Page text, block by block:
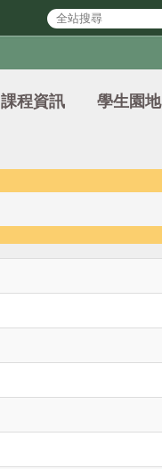
課程資訊 學生園地